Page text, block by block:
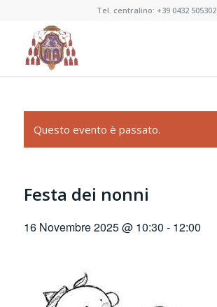
Tel. centralino:+39 0432 505302
Questo evento è passato.
Festa dei nonni
16 Novembre 2025 @ 10:30 - 12:00